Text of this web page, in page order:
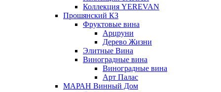
Коллекция YEREVAN
Прошянский КЗ
Фруктовые вина
Арцруни
Дерево Жизни
Элитные Вина
Виноградные вина
Виноградные вина
Арт Палас
МАРАН Винный Дом